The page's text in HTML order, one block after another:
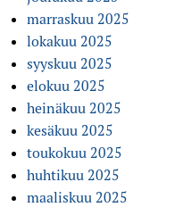
marraskuu 2025
lokakuu 2025
syyskuu 2025
elokuu 2025
heinäkuu 2025
kesäkuu 2025
toukokuu 2025
huhtikuu 2025
maaliskuu 2025